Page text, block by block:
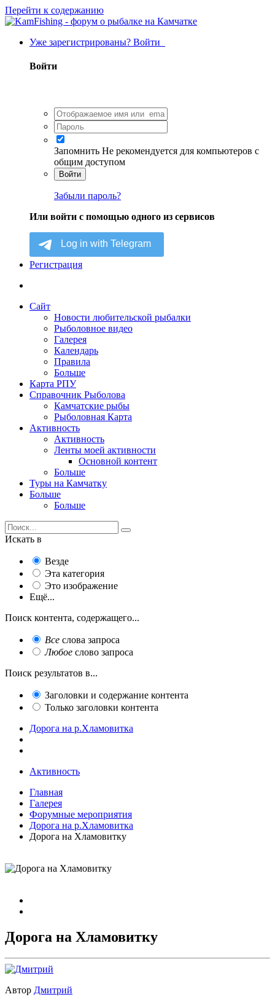
Перейти к содержанию
Уже зарегистрированы? Войти
Войти
Запомнить Не рекомендуется для компьютеров с
общим доступом
Войти
Забыли пароль?
Или войти с помощью одного из сервисов
Регистрация
Сайт
Новости любительской рыбалки
Рыболовное видео
Галерея
Календарь
Правила
Больше
Карта РПУ
Справочник Рыболова
Камчатские рыбы
Рыболовная Карта
Активность
Активность
Ленты моей активности
Основной контент
Больше
Туры на Камчатку
Больше
Больше
Искать в
Везде
Эта категория
Это изображение
Ещё...
Поиск контента, содержащего...
Все слова запроса
Любое слово запроса
Поиск результатов в...
Заголовки и содержание контента
Только заголовки контента
Дорога на р.Хламовитка
Активность
Главная
Галерея
Форумные мероприятия
Дорога на р.Хламовитка
Дорога на Хламовитку
Дорога на Хламовитку
Автор Дмитрий